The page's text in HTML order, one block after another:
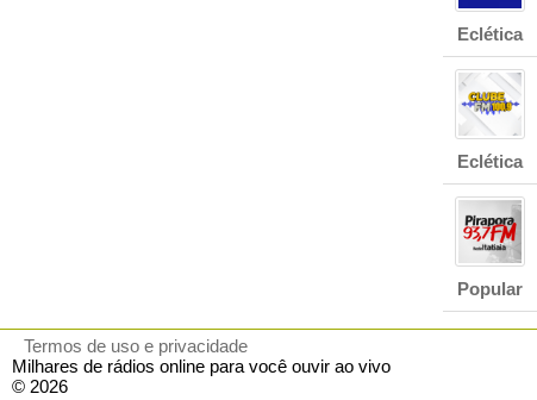
Eclética
Eclética
Popular
Termos de uso e privacidade
Milhares de rádios online para você ouvir ao vivo
© 2026